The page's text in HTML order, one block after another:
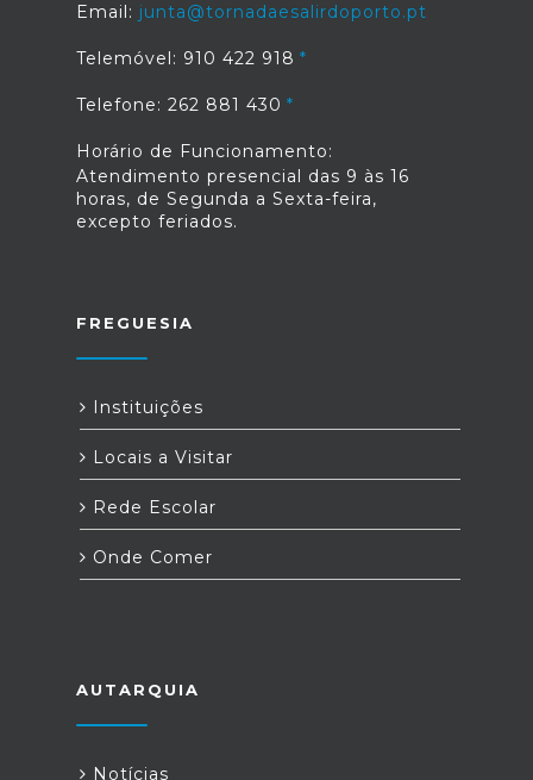
Email: junta@tornadaesalirdoporto.pt
Telemóvel: 910 422 918
Telefone: 262 881 430
Horário de Funcionamento:
Atendimento presencial das 9 às 16
horas, de Segunda a Sexta-feira,
excepto feriados.
FREGUESIA
Instituições
Locais a Visitar
Rede Escolar
Onde Comer
AUTARQUIA
Notícias